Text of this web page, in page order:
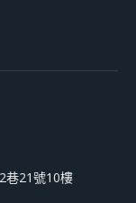
巷21號10樓